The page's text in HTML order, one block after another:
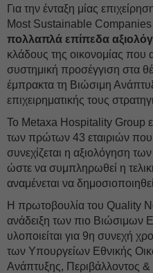
Για την ένταξη μίας
Most Sustainable Companies
πολλαπλά επίπεδα
κλάδους της οικονομίας που
συστημική προσέγγιση στα
έμπρακτα τη Βιώσιμη
επιχειρηματικής τους
Το Metaxa Hospitality Group
των πρώτων 43 εταιριών
συνεχίζεται η αξιολόγηση
ώστε να συμπληρωθεί η
αναμένεται να
Η πρωτοβουλία του Quality
ανάδειξη των πιο Βιώσιμων
υλοποιείται για 9η συνεχή
των Υπουργείων Εθνικής
Ανάπτυξης, Περιβάλλοντος &